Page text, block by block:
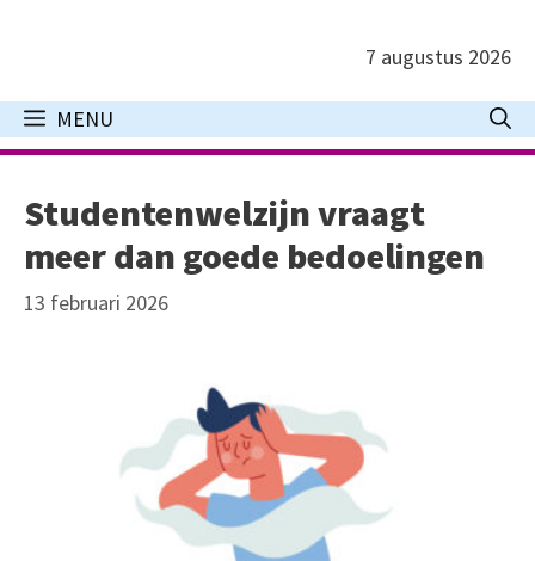
inhoud
7 augustus 2026
MENU
Studentenwelzijn vraagt
meer dan goede bedoelingen
13 februari 2026